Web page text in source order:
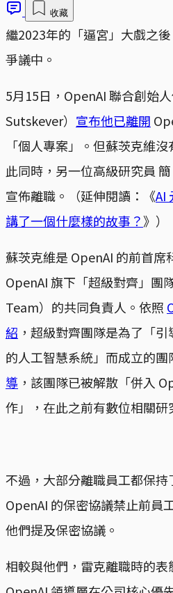
收藏
繼2023年的「逼宮」大戲之
爭議中。
5月15日，OpenAI 聯合創始
Sutskever） 宣布他已離開
「個人專案」。但蘇茨克維
此同時，另一位高級研究員
宣佈離職。（延伸閱讀：《AI
講了一個什麼樣的故事？》）
蘇茨克維是 OpenAI 的前首席
OpenAI 旗下「超級對齊」
Team）的共同負責人。依照
紹 ，超級對齊團隊是為了「
的人工智慧系統」而成立的團
導 ，該團隊已被解散「併入
作」，在此之前有數位相關研
不過，大部分離職員工都保持
OpenAI 的保密協議禁止前員
他們提及保密協議。
相較與他們，雷克離職時的表